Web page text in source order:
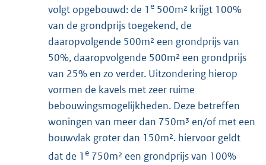
volgt opgebouwd: de 1 e 500m² krijgt 100%
van de grondprijs toegekend, de
daaropvolgende 500m² een grondprijs van
50%, daaropvolgende 500m² een grondprijs
van 25% en zo verder. Uitzondering hierop
vormen de kavels met zeer ruime
bebouwingsmogelijkheden. Deze betreffen
woningen van meer dan 750m³ en/of met een
bouwvlak groter dan 150m². hiervoor geldt
dat de 1 e 750m² een grondprijs van 100%